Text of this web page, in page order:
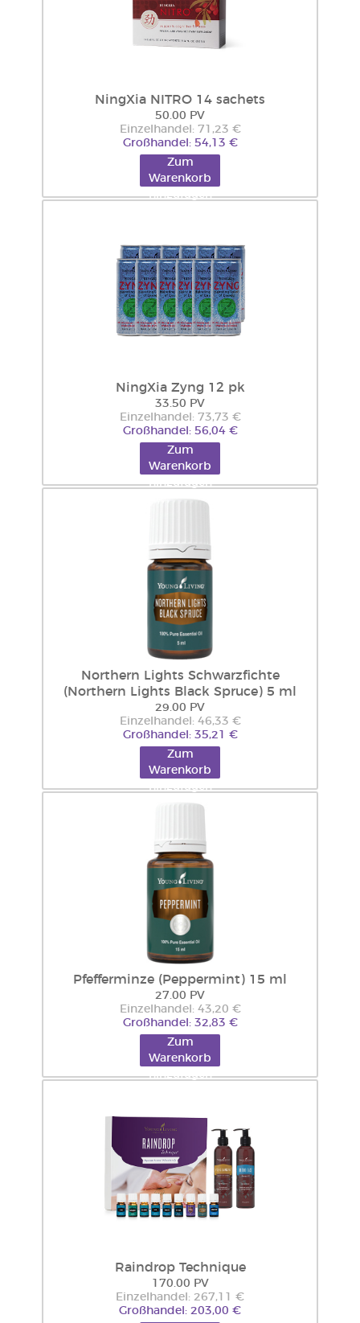
NingXia NITRO 14 sachets
50.00 PV
Einzelhandel: 71,23 €
Großhandel: 54,13 €
Zum
Warenkorb
hinzufügen
NingXia Zyng 12 pk
33.50 PV
Einzelhandel: 73,73 €
Großhandel: 56,04 €
Zum
Warenkorb
hinzufügen
Northern Lights Schwarzfichte
(Northern Lights Black Spruce) 5 ml
29.00 PV
Einzelhandel: 46,33 €
Großhandel: 35,21 €
Zum
Warenkorb
hinzufügen
Pfefferminze (Peppermint) 15 ml
27.00 PV
Einzelhandel: 43,20 €
Großhandel: 32,83 €
Zum
Warenkorb
hinzufügen
Raindrop Technique
170.00 PV
Einzelhandel: 267,11 €
Großhandel: 203,00 €